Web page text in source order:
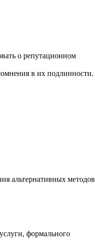
о репутационном
в их подлинности.
альтернативных методов
формального